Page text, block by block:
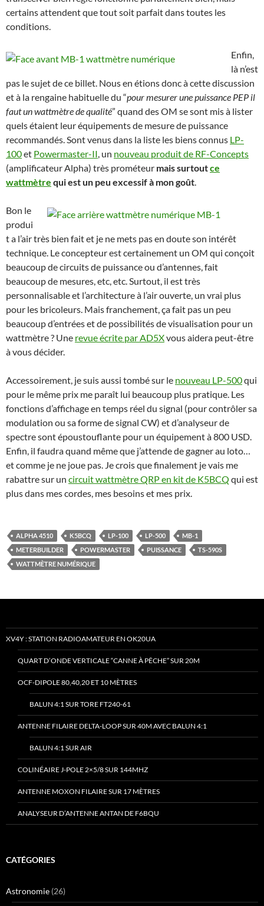
certains attendent que tout soit parfait dans toutes les
conditions.
Enfin,
là n’est
pas le sujet de ce billet. Nous en étions donc à cette discussion
et à la rengaine habituelle du “pour mesurer une puissance PEP il
faut un wattmètre de qualité” quand des OM se sont mis à lister
quels étaient leur équipements de mesure de puissance
recommandés. Sont venus dans la liste les biens connus LP-
100et Powermaster-II , un nouveau produit de RF-Concepts
(amplificateur Alpha) très prométeur mais surtoutce
wattmètre qui est un peu excessif à mon goût
Bon le
produi
t a l’air très bien fait et je ne mets pas en doute son intérêt
technique. Le concepteur est certainement un OM qui conçoit
beaucoup de circuits de puissance ou d’antennes, fait
beaucoup de mesures, etc, etc. Surtout, il est très
personnalisable et l’architecture à l’air ouverte, un vrai plus
pour les bricoleurs. Mais franchement, ça fait pas un peu
beaucoup d’entrées et de possibilités de visualisation pour un
wattmètre ? Une revue écrite par AD5Xvous aidera peut-être
à vous décider.
Accessoirement, je suis aussi tombé sur le nouveau LP-500qui
pour le même prix me paraît lui beaucoup plus pratique. Les
fonctions d’affichage en temps réel du signal (pour contrôler sa
modulation ou sa forme de signal CW) et d’analyseur de
spectre sont époustouflante pour un équipement à 800 USD.
Enfin, il faudra quand même que j’attende de gagner au loto…
et comme je ne joue pas. Je crois que finalement je vais me
rabattre sur un circuit wattmètre QRP en kit de K5BCQ qui est
plus dans mes cordes, mes besoins et mes prix.
ALPHA 4510 K5BCQ LP-100 LP-500
MB-1
METERBUILDER
POWERMASTER PUISSANCE
TS-590S
WATTMÈTRE NUMÉRIQUE
XV4Y : STATION RADIOAMATEUR EN OK20UA
QUART D’ONDE VERTICALE “CANNE À PÊCHE” SUR 20M
OCF-DIPOLE 80,40,20 ET 10 MÈTRES
BALUN 4:1 SUR TORE FT240-61
ANTENNE FILAIRE DELTA-LOOP SUR 40M AVEC BALUN 4:1
BALUN 4:1 SUR AIR
COLINÉAIRE J-POLE 2×5/8 SUR 144MHZ
ANTENNE MOXON FILAIRE SUR 17 MÈTRES
ANALYSEUR D’ANTENNE ANTAN DE F6BQU
CATÉGORIES
Astronomie (26)